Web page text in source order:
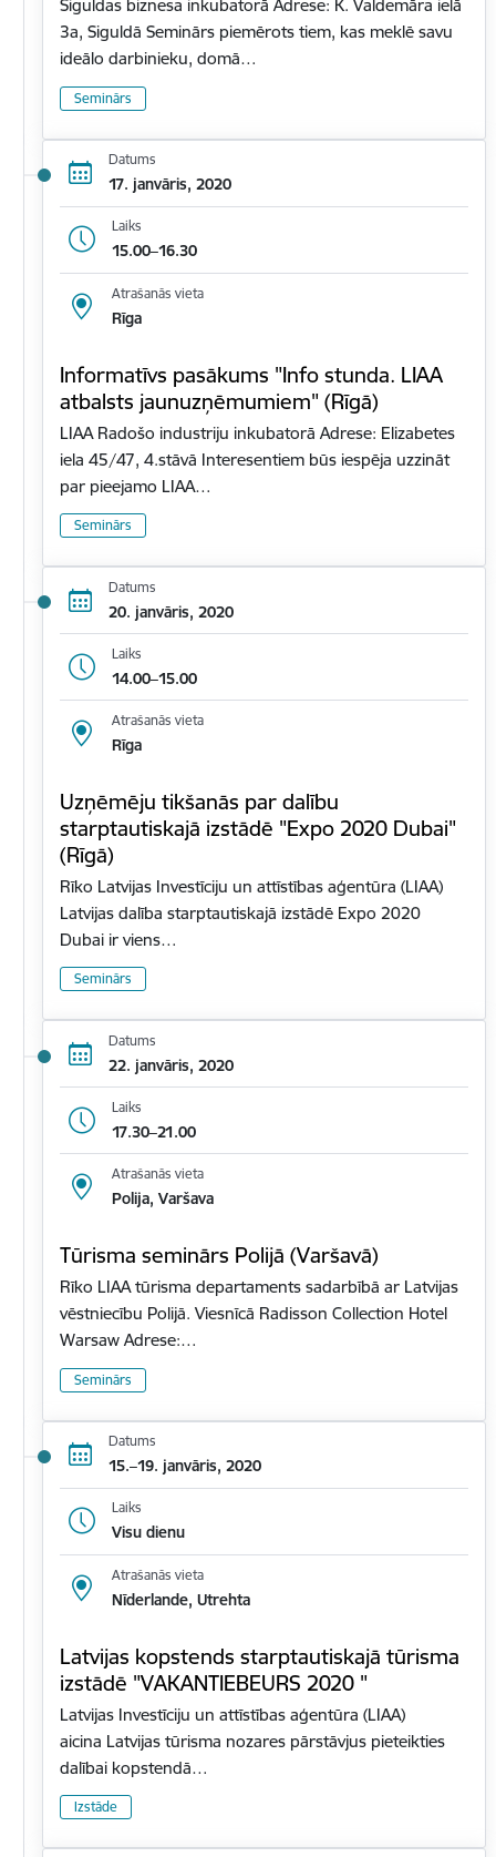
Siguldas biznesa inkubatorā Adrese: K. Valdemāra ielā
3a, Siguldā Seminārs piemērots tiem, kas meklē savu
ideālo darbinieku, domā…
Seminārs
Datums
17. janvāris, 2020
Laiks
15.00–16.30
Atrašanās vieta
Rīga
Informatīvs pasākums "Info stunda. LIAA
atbalsts jaunuzņēmumiem" (Rīgā)
LIAA Radošo industriju inkubatorā Adrese: Elizabetes
iela 45/47, 4.stāvā Interesentiem būs iespēja uzzināt
par pieejamo LIAA…
Seminārs
Datums
20. janvāris, 2020
Laiks
14.00–15.00
Atrašanās vieta
Rīga
Uzņēmēju tikšanās par dalību
starptautiskajā izstādē "Expo 2020 Dubai"
(Rīgā)
Rīko Latvijas Investīciju un attīstības aģentūra (LIAA)
Latvijas dalība starptautiskajā izstādē Expo 2020
Dubai ir viens…
Seminārs
Datums
22. janvāris, 2020
Laiks
17.30–21.00
Atrašanās vieta
Polija, Varšava
Tūrisma seminārs Polijā (Varšavā)
Rīko LIAA tūrisma departaments sadarbībā ar Latvijas
vēstniecību Polijā. Viesnīcā Radisson Collection Hotel
Warsaw Adrese:…
Seminārs
Datums
15.–19. janvāris, 2020
Laiks
Visu dienu
Atrašanās vieta
Nīderlande, Utrehta
Latvijas kopstends starptautiskajā tūrisma
izstādē "VAKANTIEBEURS 2020 "
Latvijas Investīciju un attīstības aģentūra (LIAA)
aicina Latvijas tūrisma nozares pārstāvjus pieteikties
dalībai kopstendā…
Izstāde